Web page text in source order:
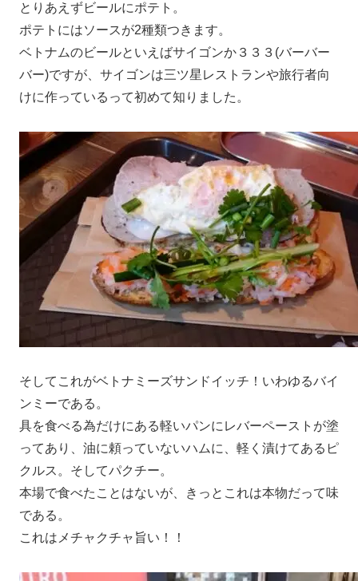
とりあえずビールにポテト。
ポテトにはソースが2種類つきます。
ベトナムのビールといえばサイゴンか３３３(バーバー
バー)ですが、サイゴンは三ツ星レストランや旅行者向
けに作っているって初めて知りました。
そしてこれがベトナミーズサンドイッチ！いわゆるバイ
ンミーである。
具を食べる為だけにある軽いパンにレバーペーストが塗
ってあり、油に頼っていないハムに、軽く漬けてあるピ
クルス。そしてパクチー。
本場で食べたことはないが、きっとこれは本物だって味
である。
これはメチャクチャ旨い！！